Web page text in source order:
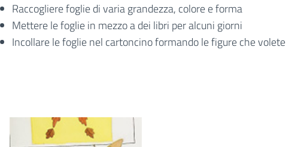
Raccogliere foglie di varia grandezza, colore e forma
Mettere le foglie in mezzo a dei libri per alcuni giorni
Incollare le foglie nel cartoncino formando le figure che volete